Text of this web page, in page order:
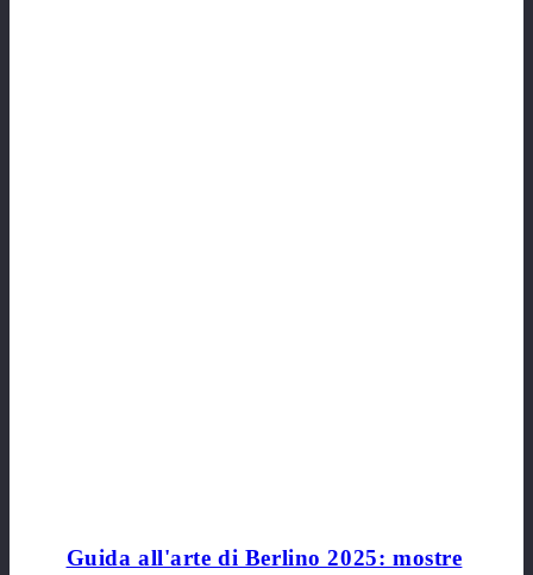
Guida all'arte di Berlino 2025: mostre